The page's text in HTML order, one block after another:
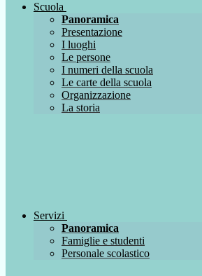
Scuola
Panoramica
Presentazione
I luoghi
Le persone
I numeri della scuola
Le carte della scuola
Organizzazione
La storia
Servizi
Panoramica
Famiglie e studenti
Personale scolastico